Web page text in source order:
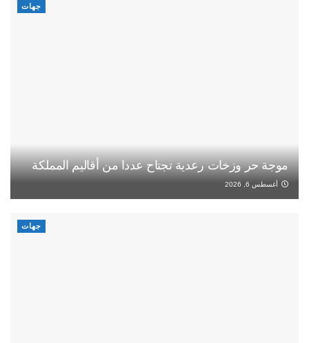
جهات
موجة حر وزخات رعدية تجتاح عددا من أقاليم المملكة
أغسطس 6, 2026
جهات